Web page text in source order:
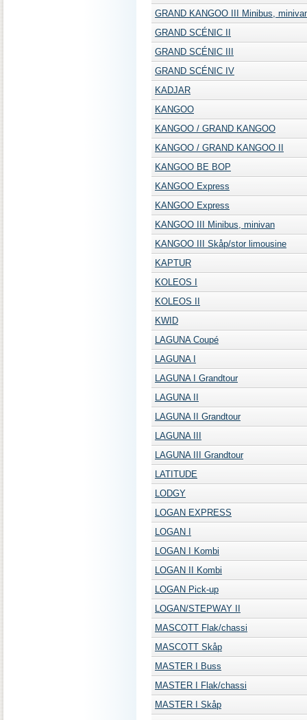
GRAND KANGOO III Minibus,
GRAND SCÉNIC II
GRAND SCÉNIC III
GRAND SCÉNIC IV
KADJAR
KANGOO
KANGOO / GRAND KANGOO
KANGOO / GRAND KANGOO II
KANGOO BE BOP
KANGOO Express
KANGOO Express
KANGOO III Minibus, minivan
KANGOO III Skåp/stor limousine
KAPTUR
KOLEOS I
KOLEOS II
KWID
LAGUNA Coupé
LAGUNA I
LAGUNA I Grandtour
LAGUNA II
LAGUNA II Grandtour
LAGUNA III
LAGUNA III Grandtour
LATITUDE
LODGY
LOGAN EXPRESS
LOGAN I
LOGAN I Kombi
LOGAN II Kombi
LOGAN Pick-up
LOGAN/STEPWAY II
MASCOTT Flak/chassi
MASCOTT Skåp
MASTER I Buss
MASTER I Flak/chassi
MASTER I Skåp